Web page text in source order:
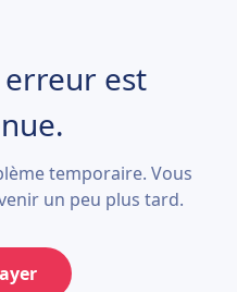
erreur est
temporaire. Vous
un peu plus tard.